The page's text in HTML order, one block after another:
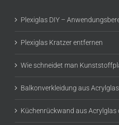
Plexiglas DIY –
Plexiglas Kratzer entfernen
Wie schneidet man
Balkonverkleidung aus Acrylglas
Küchenrückwand aus Acrylglas